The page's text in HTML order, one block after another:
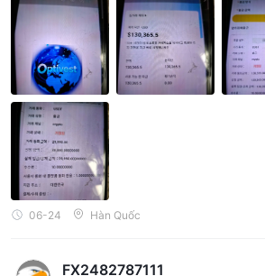
06-24 Hàn Quốc
FX2482787111